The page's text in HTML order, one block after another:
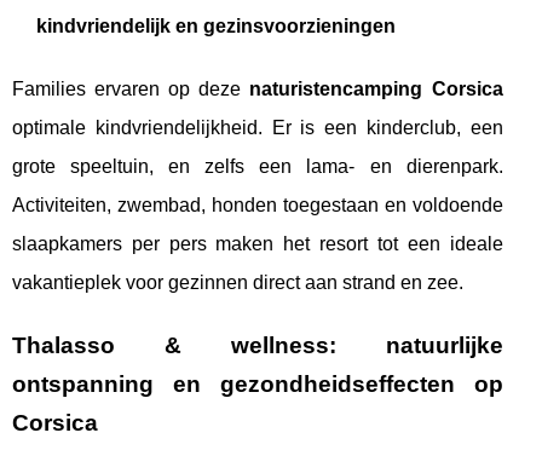
kindvriendelijk en gezinsvoorzieningen
Families ervaren op deze naturistencamping Corsica
optimale kindvriendelijkheid. Er is een kinderclub, een
grote speeltuin, en zelfs een lama- en dierenpark.
Activiteiten, zwembad, honden toegestaan en voldoende
slaapkamers per pers maken het resort tot een ideale
vakantieplek voor gezinnen direct aan strand en zee.
Thalasso & wellness: natuurlijke
ontspanning en gezondheidseffecten op
Corsica